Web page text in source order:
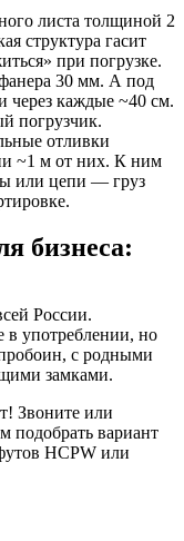
листа толщиной 2
структура гасит
при погрузке.
30 мм. А под
каждые ~40 см.
погрузчик.
отливки
~1 м от них. К ним
или цепи — груз
бизнеса:
России.
в употреблении, но
с родными
замками.
Звоните или
подобрать вариант
HCPW или